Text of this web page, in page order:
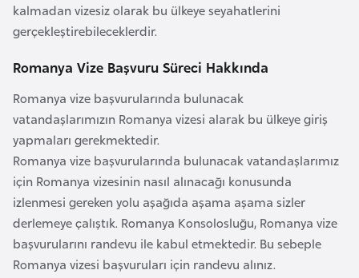
kalmadan vizesiz olarak bu ülkeye seyahatlerini
gerçekleştirebileceklerdir.
Romanya Vize Başvuru Süreci Hakkında
Romanya vize başvurularında bulunacak
vatandaşlarımızın Romanya vizesi alarak bu ülkeye giriş
yapmaları gerekmektedir.
Romanya vize başvurularında bulunacak vatandaşlarımız
için Romanya vizesinin nasıl alınacağı konusunda
izlenmesi gereken yolu aşağıda aşama aşama sizler
derlemeye çalıştık. Romanya Konsolosluğu, Romanya vize
başvurularını randevu ile kabul etmektedir. Bu sebeple
Romanya vizesi başvuruları için randevu alınız.
Ç
n
D
a
n
i
m
a
r
k